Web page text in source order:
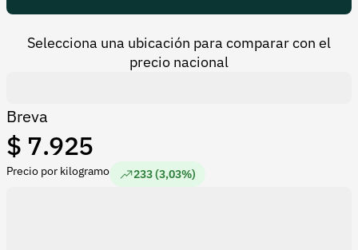
Selecciona una ubicación para comparar con el
precio nacional
Breva
$ 7.925
Precio por kilogramo 233 (3,03%)
© 2026 Croper.com Todos los derechos reservados
Versión 5.45.0
Síguenos